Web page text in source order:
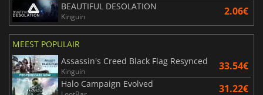
BEAUTIFUL DESOLATION
Kinguin 2.06€
MEEST POPULAIR
Assassin's Creed Black Flag Resynced
Kinguin 33.54€
Halo Campaign Evolved 31.22€